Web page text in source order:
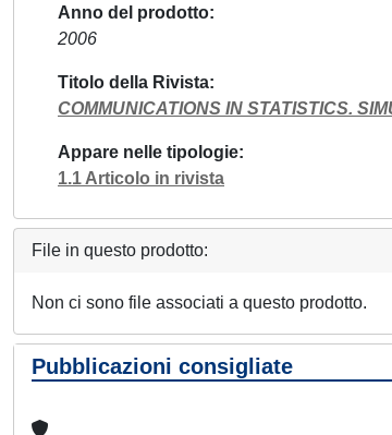
Anno del prodotto
2006
Titolo della Rivista
COMMUNICATIONS IN STATISTICS.
Appare nelle tipologie
1.1 Articolo in rivista
File in questo prodotto:
Non ci sono file associati a questo prodotto.
Pubblicazioni consigliate